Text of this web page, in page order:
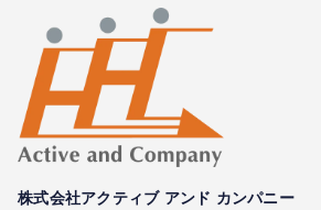
株式会社アクティブ アンド カンパニー